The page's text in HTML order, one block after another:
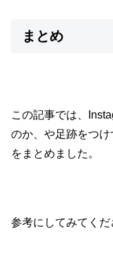
まとめ
この記事では、
のか、や足跡をつ
をまとめました。
参考にしてみてくだ